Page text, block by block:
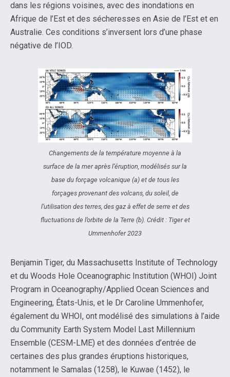
dans les régions voisines, avec des inondations en
Afrique de l’Est et des sécheresses en Asie de l’Est et en
Australie. Ces conditions s’inversent lors d’une phase
négative de l’IOD.
Changements de la température moyenne à la
surface de la mer après l’éruption, modélisés sur la
base du forçage volcanique (a) et de tous les
forçages provenant des volcans, du soleil, de
l’utilisation des terres, des gaz à effet de serre et des
fluctuations de l’orbite de la Terre (b). Crédit : Tiger et
Ummenhofer 2023
Benjamin Tiger, du Massachusetts Institute of Technology
et du Woods Hole Oceanographic Institution (WHOI) Joint
Program in Oceanography/Applied Ocean Sciences and
Engineering, États-Unis, et le Dr Caroline Ummenhofer,
également du WHOI, ont modélisé des simulations à l’aide
du Community Earth System Model Last Millennium
Ensemble (CESM-LME) et des données d’entrée de
certaines des plus grandes éruptions historiques,
notamment le Samalas (1258), le Kuwae (1452), le